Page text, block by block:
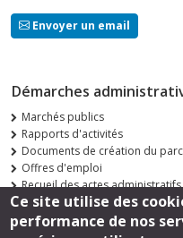
Envoyer un email
Démarches
Marchés publics
Rapports d'activités
Documents de création du
Offres d'emploi
Recueil des actes administratifs
Consultations publiques
Ce site utilise des
performance de nos